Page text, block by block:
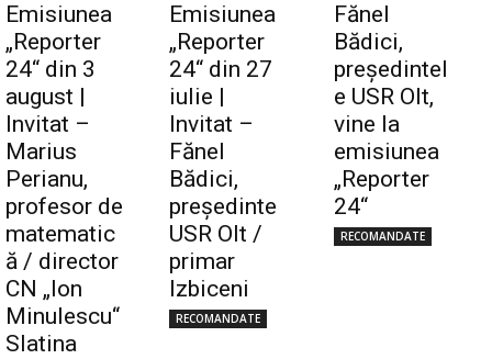
Emisiunea
„Reporter
24“ din 3
august |
Invitat –
Marius
Perianu,
profesor de
matematic
ă / director
CN „Ion
Minulescu“
Slatina
Emisiunea
„Reporter
24“ din 27
iulie |
Invitat –
Fănel
Bădici,
preşedinte
USR Olt /
primar
Izbiceni
RECOMANDATE
Fănel
Bădici,
preşedintel
e USR Olt,
vine la
emisiunea
„Reporter
24“
RECOMANDATE